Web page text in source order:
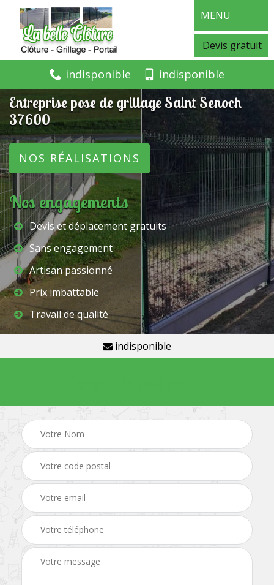
MENU
Devis gratuit
indisponible indisponible
Entreprise pose de grillage Saint Senoch
37600
NOS RÉALISATIONS
Nos engagements
Devis et déplacement gratuits
Sans engagement
Artisan passionné
Prix imbattable
Travail de qualité
indisponible